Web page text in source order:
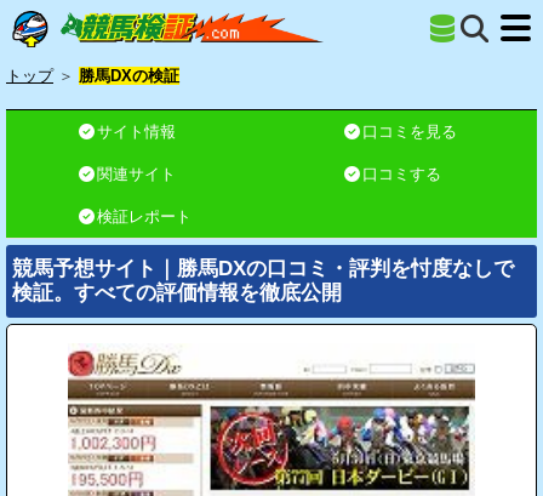
トップ ＞ 勝馬DXの検証
サイト情報 口コミを見る
関連サイト 口コミする
検証レポート
競馬予想サイト｜勝馬DXの口コミ・評判を忖度なしで
検証。すべての評価情報を徹底公開